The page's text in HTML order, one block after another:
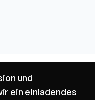
und
ein einladendes